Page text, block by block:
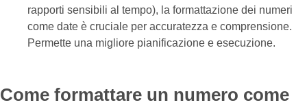
rapporti sensibili al tempo), la formattazione dei numeri
come date è cruciale per accuratezza e comprensione.
Permette una migliore pianificazione e esecuzione.
Come formattare un numero come